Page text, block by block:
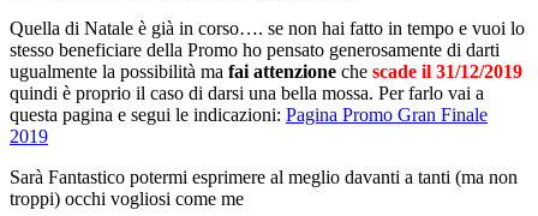
Quella di Natale è già in corso…. se non hai fatto in tempo e vuoi lo
stesso beneficiare della Promo ho pensato generosamente di darti
ugualmente la possibilità ma fai attenzione che scade il 31/12/2019
quindi è proprio il caso di darsi una bella mossa. Per farlo vai a
questa pagina e segui le indicazioni: Pagina Promo Gran Finale
2019
Sarà Fantastico potermi esprimere al meglio davanti a tanti (ma non
troppi) occhi vogliosi come me